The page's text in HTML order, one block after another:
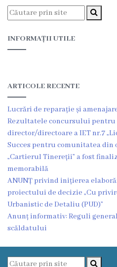
Proiecte
derulare
prioritare
spre
finanțare
Proiecte
finalizate
Instituții
subordonate
vacante
INFORMAȚII UTILE
ARTICOLE RECENTE
Lucrări de reparație și
Rezultatele concursului pentru
director/directoare a IET nr.7
Succes pentru comunitatea din
„Cartierul Tinereții” a fost
memorabilă
ANUNȚ privind inițierea
proiectului de decizie „Cu
Urbanistic de Detaliu (PUD)”
Anunț informativ: Reguli
scăldatului